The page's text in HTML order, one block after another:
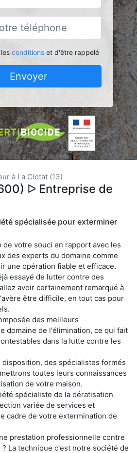
conditionset d'être rappelé
Envoyer
à La Ciotat (13)
ᐅ Entreprise de
spécialisée pour exterminer
de votre souci en rapport avec les
des experts du domaine comme
une opération fiable et efficace.
essayé de lutter contre des
avoir certainement remarqué à
être difficile, en tout cas pour
des meilleurs
domaine de l'élimination, ce qui fait
dans la lutte contre les
disposition, des spécialistes formés
toutes leurs connaissances
de votre maison.
spécialiste de la dératisation
variée de services et
cadre de votre extermination de
prestation professionnelle contre
La technique c'est notre société de